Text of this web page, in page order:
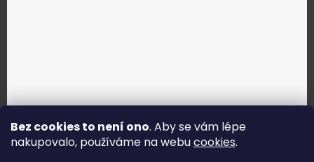
Bez cookies to není ono. Aby se vám lépe
nakupovalo, používáme na webucookies.